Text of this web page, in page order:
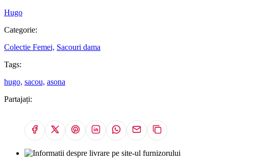
Hugo
Categorie:
Colectie Femei, Sacouri dama
Tags:
hugo, sacou, asona
Partajați: